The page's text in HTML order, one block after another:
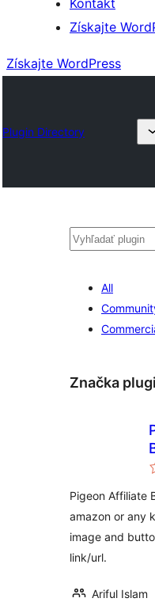
Kontakt
Získajte
Získajte WordPress
Plugin Directory
Hľadať
All
Značka
Pigeon Affiliate
amazon or any
image and
link/url.
Ariful Islam